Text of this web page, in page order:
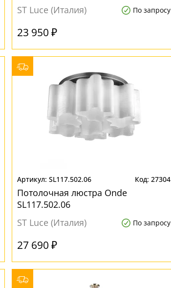
ST Luce (Италия)
По запросу
23 950 ₽
SL117.502.06 27304
Потолочная люстра Onde
SL117.502.06
ST Luce (Италия)
По запросу
27 690 ₽